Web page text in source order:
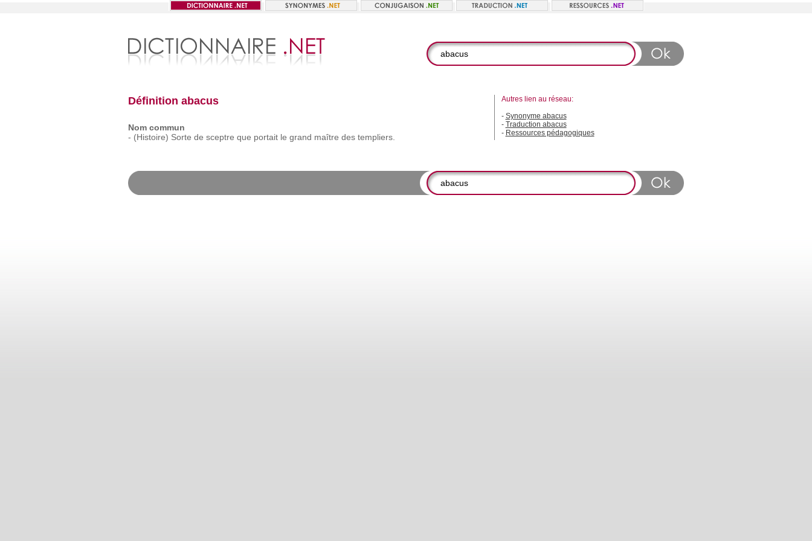
Définition abacus
Nom commun
- (Histoire) Sorte de sceptre que portait le grand maître des templiers.
Autres lien au réseau:
- Synonyme abacus
- Traduction abacus
- Ressources pédagogiques